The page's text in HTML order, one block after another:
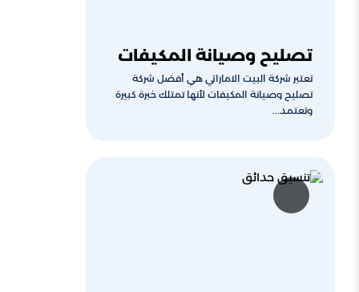
تصليح وصيانة المكيفات
تعتبر شركة البيت الاماراتي هي أفضل شركة
تصليح وصيانة المكيفات لأنها تمتلك خبرة كبيرة
وتعتمد...